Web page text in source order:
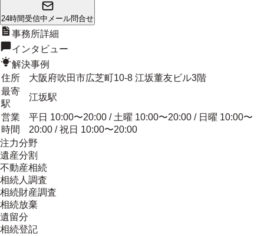
24時間受信中 メール問合せ
事務所詳細
インタビュー
解決事例
住所
大阪府吹田市広芝町10-8 江坂董友ビル3階
最寄
駅
江坂駅
営業
時間
平日 10:00〜20:00 / 土曜 10:00〜20:00 / 日曜 10:00〜
20:00 / 祝日 10:00〜20:00
注力分野
遺産分割
不動産相続
相続人調査
相続財産調査
相続放棄
遺留分
相続登記